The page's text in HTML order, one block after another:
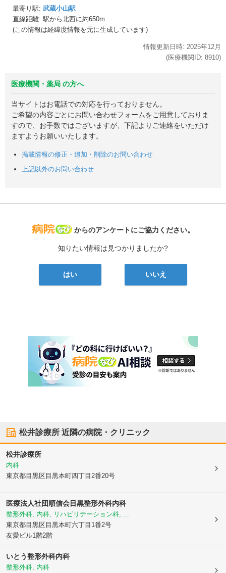
最寄り駅: 武蔵小山駅
直線距離: 駅から北西に約650m
(この情報は経緯度情報を元に生成しています)
情報更新日時: 2025年12月
(医療機関ID: 8910)
医療機関・薬局 の方へ
当サイトはお電話での対応を行っておりません。
ご希望の内容ごとにお問い合わせフォームをご用意しておりま
すので、お手数ではございますが、下記よりご連絡をいただけ
ますようお願いいたします。
掲載情報の修正・追加・削除のお問い合わせ
上記以外のお問い合わせ
病院なび
からのアンケートにご協力ください。
知りたい情報は見つかりましたか?
はい いいえ
松井診療所 近隣の病院・クリニック
松井診療所
内科
東京都目黒区目黒本町四丁目2番20号
医療法人社団順信会目黒整形外科内科
整形外科, 内科, リハビリテーション科, ...
東京都目黒区目黒本町六丁目1番2号
友愛ビル1階2階
いとう整形外科内科
整形外科, 内科